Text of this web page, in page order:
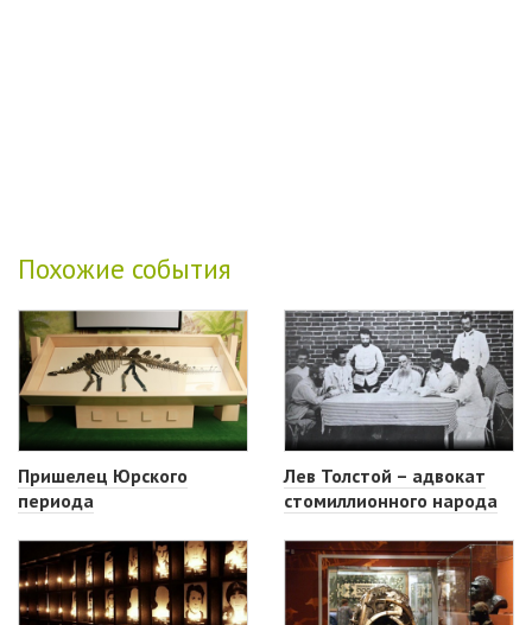
Похожие события
Пришелец Юрского
периода
Лев Толстой – адвокат
стомиллионного народа